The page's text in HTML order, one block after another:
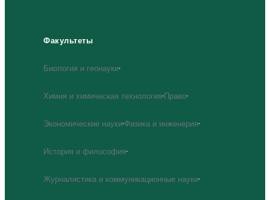
Факультеты
Биология и геонауки·
Химия и химическая технология·Право·
Экономические науки·Физика и инженерия·
История и философия·
Журналистика и коммуникационные науки·